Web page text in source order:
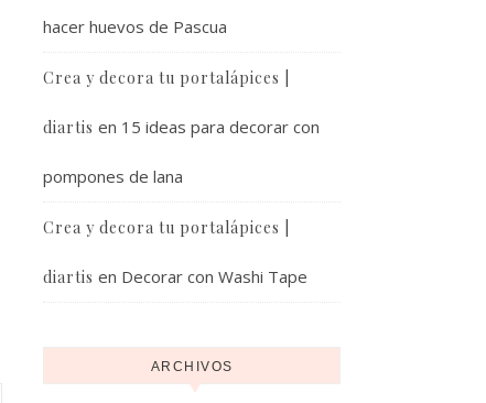
hacer huevos de Pascua
Crea y decora tu portalápices |
diartis en 15 ideas para decorar con
pompones de lana
Crea y decora tu portalápices |
diartis en Decorar con Washi Tape
ARCHIVOS